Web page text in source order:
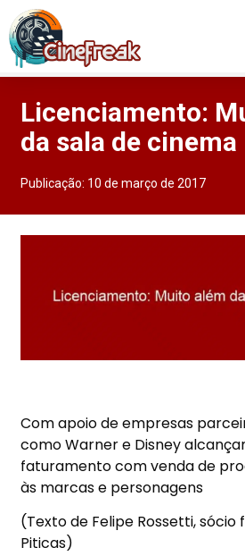
Licenciamento:
da sala de cinema
Publicação: 10 de março de 2017
Com apoio de empresas
como Warner e Disney
faturamento com venda de
às marcas e personagens
(Texto de Felipe Rossetti, sócio
Piticas)